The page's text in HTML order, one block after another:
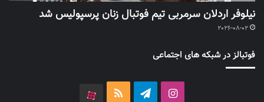
نیلوفر اردلان سرمربی تیم فوتبال زنان پرسپولیس شد
2026-08-02
فوتبالز در شبکه های اجتماعی
اینستاگرامتلگرام خوراک